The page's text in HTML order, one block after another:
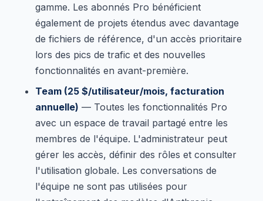
gamme. Les abonnés Pro bénéficient
également de projets étendus avec davantage
de fichiers de référence, d'un accès prioritaire
lors des pics de trafic et des nouvelles
fonctionnalités en avant-première.
Team (25 $/utilisateur/mois, facturation
annuelle) — Toutes les fonctionnalités Pro
avec un espace de travail partagé entre les
membres de l'équipe. L'administrateur peut
gérer les accès, définir des rôles et consulter
l'utilisation globale. Les conversations de
l'équipe ne sont pas utilisées pour